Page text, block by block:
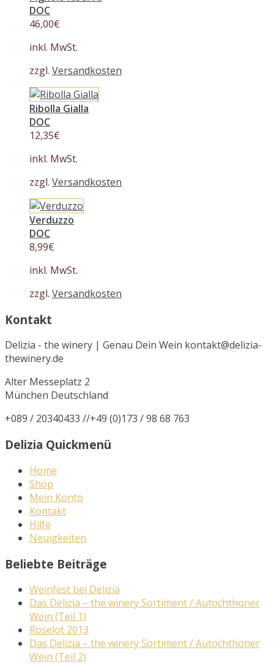
DOC
46,00€
inkl. MwSt.
zzgl. Versandkosten
Ribolla Gialla
DOC
12,35€
inkl. MwSt.
zzgl. Versandkosten
Verduzzo
DOC
8,99€
inkl. MwSt.
zzgl. Versandkosten
Kontakt
Delizia - the winery | Genau Dein Wein kontakt@delizia-
thewinery.de
Alter Messeplatz 2
München Deutschland
+089 / 20340433 //+49 (0)173 / 98 68 763
Delizia Quickmenü
Home
Shop
Mein Konto
Kontakt
Hilfe
Neuigkeiten
Beliebte Beiträge
Weinfest bei Delizia
Das Delizia – the winery Sortiment / Autochthoner
Wein (Teil 1)
Roselot 2013
Das Delizia – the winery Sortiment / Autochthoner
Wein (Teil 2)